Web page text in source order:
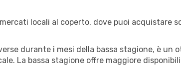
locali al coperto, dove puoi acquistare
durante i mesi della bassa stagione, è un
La bassa stagione offre maggiore